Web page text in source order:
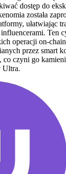
dostęp do
została
ułatwiając
Ten
operacji on-
przez smart
co czyni go
Ultra.